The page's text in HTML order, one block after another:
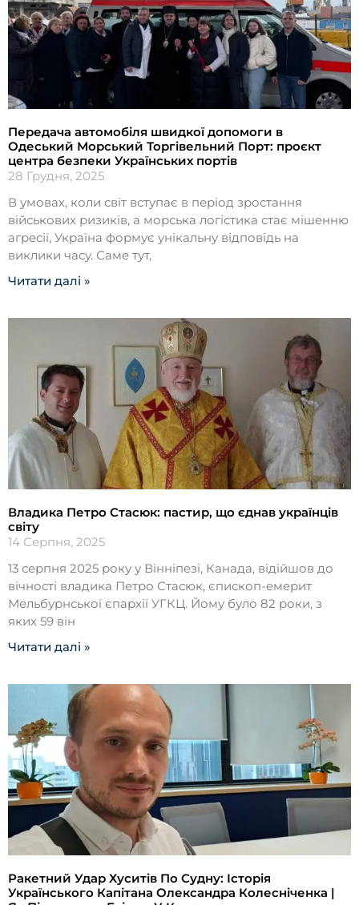
Передача автомобіля швидкої допомоги в
Одеський Морський Торгівельний Порт: проєкт
центра безпеки Українських портів
28 Грудня, 2025
В умовах, коли світ вступає в період зростання
військових ризиків, а морська логістика стає мішенню
агресії, Україна формує унікальну відповідь на
виклики часу. Саме тут,
Читати далі »
Владика Петро Стасюк: пастир, що єднав українців
світу
14 Серпня, 2025
13 серпня 2025 року у Вінніпезі, Канада, відійшов до
вічності владика Петро Стасюк, єпископ-емерит
Мельбурнської єпархії УГКЦ. Йому було 82 роки, з
яких 59 він
Читати далі »
Ракетний Удар Хуситів По Судну: Історія
Українського Капітана Олександра Колесніченка |